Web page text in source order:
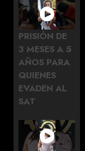
PRISIÓN DE
3 MESES A 5
AÑOS PARA
QUIENES
EVADEN AL
SAT